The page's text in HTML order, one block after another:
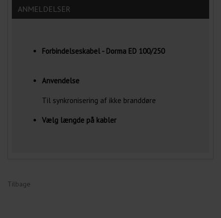
ANMELDELSER
Forbindelseskabel - Dorma ED 100/250
Anvendelse
Til synkronisering af ikke branddøre
Vælg længde på kabler
Tilbage